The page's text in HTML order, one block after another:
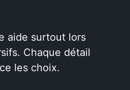
aide surtout lors
Chaque détail
les choix.